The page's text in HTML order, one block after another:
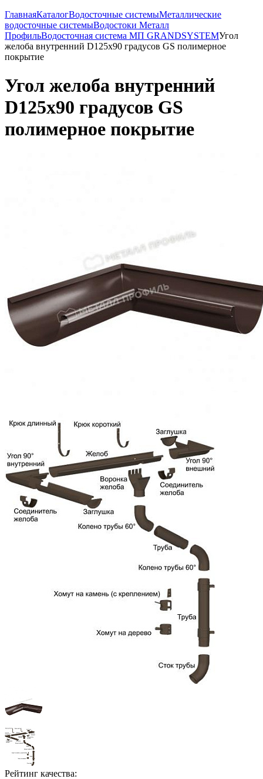
ГлавнаяКаталогВодосточные системыМеталлические
водосточные системыВодостоки Металл
ПрофильВодосточная система МП GRANDSYSTEMУгол
желоба внутренний D125х90 градусов GS полимерное
покрытие
Угол желоба внутренний
D125х90 градусов GS
полимерное покрытие
Рейтинг качества: